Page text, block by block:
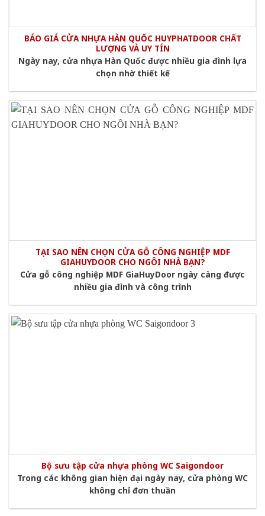
BÁO GIÁ CỬA NHỰA HÀN QUỐC HUYPHATDOOR CHẤT
LƯỢNG VÀ UY TÍN
Ngày nay, cửa nhựa Hàn Quốc được nhiều gia đình lựa
chọn nhờ thiết kế
TẠI SAO NÊN CHỌN CỬA GỖ CÔNG NGHIỆP MDF
GIAHUYDOOR CHO NGÔI NHÀ BẠN?
Cửa gỗ công nghiệp MDF GiaHuyDoor ngày càng được
nhiều gia đình và công trình
Bộ sưu tập cửa nhựa phòng WC Saigondoor
Trong các không gian hiện đại ngày nay, cửa phòng WC
không chỉ đơn thuần